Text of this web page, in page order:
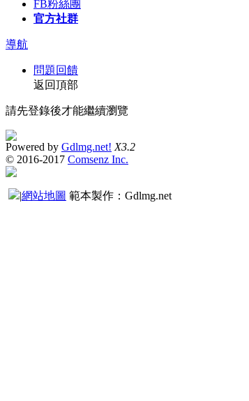
FB粉絲團
官方社群
導航
問題回饋
返回頂部
請先登錄後才能繼續瀏覽
Powered by Gdlmg.net! X3.2
© 2016-2017 Comsenz Inc.
|網站地圖 範本製作：Gdlmg.net